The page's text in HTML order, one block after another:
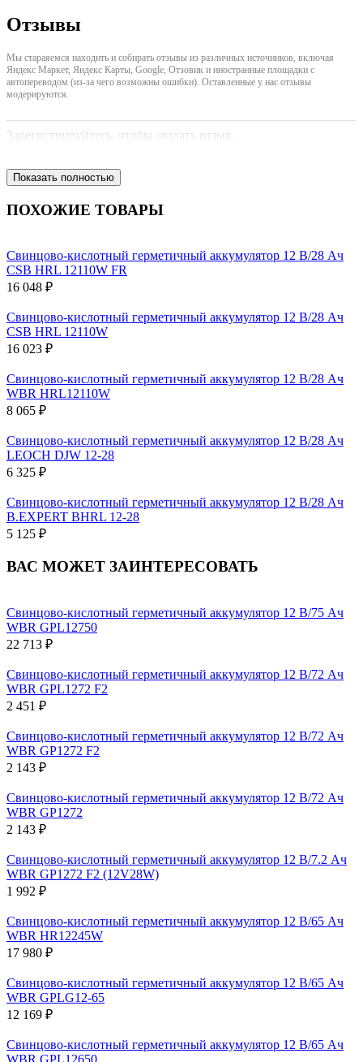
Отзывы
Мы стараяемся находить и собирать отзывы из различных источников, включая
Яндекс Маркет, Яндекс Карты, Google, Отзовик и иностранные площадки с
автопереводом (из-за чего возможны ошибки). Оставленные у нас отзывы
модерируются.
Зарегистрируйтесь, чтобы создать отзыв.
Показать полностью
ПОХОЖИЕ ТОВАРЫ
Свинцово-кислотный герметичный аккумулятор 12 В/28 Ач
CSB HRL 12110W FR
16 048 ₽
Свинцово-кислотный герметичный аккумулятор 12 В/28 Ач
CSB HRL 12110W
16 023 ₽
Свинцово-кислотный герметичный аккумулятор 12 В/28 Ач
WBR HRL12110W
8 065 ₽
Свинцово-кислотный герметичный аккумулятор 12 В/28 Ач
LEOCH DJW 12-28
6 325 ₽
Свинцово-кислотный герметичный аккумулятор 12 В/28 Ач
B.EXPERT BHRL 12-28
5 125 ₽
ВАС МОЖЕТ ЗАИНТЕРЕСОВАТЬ
Свинцово-кислотный герметичный аккумулятор 12 В/75 Ач
WBR GPL12750
22 713 ₽
Свинцово-кислотный герметичный аккумулятор 12 В/72 Ач
WBR GPL1272 F2
2 451 ₽
Свинцово-кислотный герметичный аккумулятор 12 В/72 Ач
WBR GP1272 F2
2 143 ₽
Свинцово-кислотный герметичный аккумулятор 12 В/72 Ач
WBR GP1272
2 143 ₽
Свинцово-кислотный герметичный аккумулятор 12 В/7.2 Ач
WBR GP1272 F2 (12V28W)
1 992 ₽
Свинцово-кислотный герметичный аккумулятор 12 В/65 Ач
WBR HR12245W
17 980 ₽
Свинцово-кислотный герметичный аккумулятор 12 В/65 Ач
WBR GPLG12-65
12 169 ₽
Свинцово-кислотный герметичный аккумулятор 12 В/65 Ач
WBR GPL12650